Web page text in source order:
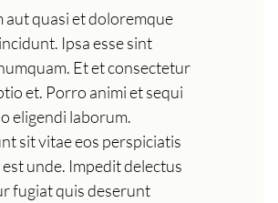
aut quasi et doloremque
Ipsa esse sint
Et et consectetur
et. Porro animi et sequi
eligendi laborum.
sit vitae eos perspiciatis
unde. Impedit delectus
fugiat quis deserunt